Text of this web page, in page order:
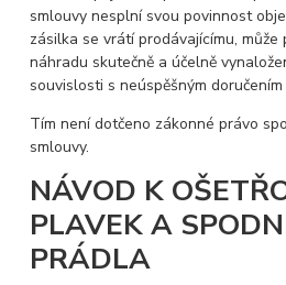
smlouvy nesplní svou povinnost
zásilka se vrátí prodávajícímu,
náhradu skutečně a účelně
souvislosti s neúspěšným doručením
Tím není dotčeno zákonné právo
smlouvy.
NÁVOD K
PLAVEK A
PRÁDLA